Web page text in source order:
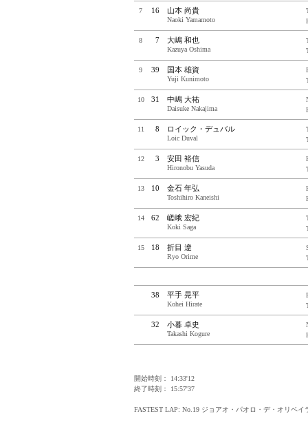
7 16 山本 尚貴
Naoki Yamamoto
8 7 大嶋 和也
Kazuya Oshima
9 39 国本 雄資
Yuji Kunimoto
10 31 中嶋 大祐
Daisuke Nakajima
11 8 ロイック・デュバル
Loic Duval
12 3 安田 裕信
Hironobu Yasuda
13 10 金石 年弘
Toshihiro Kaneishi
14 62 嵯峨 宏紀
Koki Saga
15 18 折目 遼
Ryo Orime
38 平手 晃平
Kohei Hirate
32 小暮 卓史
Takashi Kogure
開始時刻： 14:33'12
終了時刻： 15:57'37
FASTEST LAP: No.19 ジョアオ・パオロ・デ・オリベ